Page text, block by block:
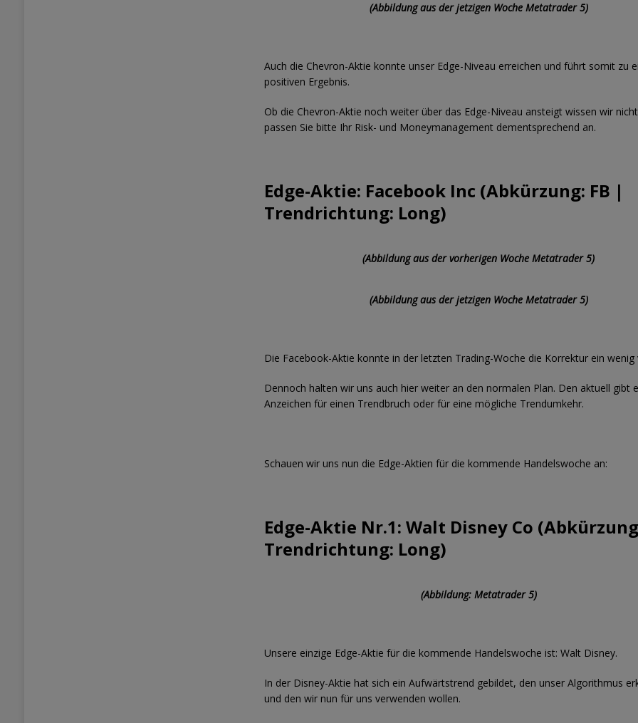
(Abbildung aus der jetzigen Woche Metatrader 5)
Auch die Chevron-Aktie konnte unser Edge-Niveau erreichen und führt somit zu
positiven Ergebnis.
Ob die Chevron-Aktie noch weiter über das Edge-Niveau ansteigt wissen wir
passen Sie bitte Ihr Risk- und Moneymanagement dementsprechend an.
Edge-Aktie: Facebook Inc (Abkürzung: FB |
Trendrichtung: Long)
(Abbildung aus der vorherigen Woche Metatrader 5)
(Abbildung aus der jetzigen Woche Metatrader 5)
Die Facebook-Aktie konnte in der letzten Trading-Woche die Korrektur ein wenig
Dennoch halten wir uns auch hier weiter an den normalen Plan. Den aktuell gibt
Anzeichen für einen Trendbruch oder für eine mögliche Trendumkehr.
Schauen wir uns nun die Edge-Aktien für die kommende Handelswoche an:
Edge-Aktie Nr.1: Walt Disney Co
Trendrichtung: Long)
(Abbildung: Metatrader 5)
Unsere einzige Edge-Aktie für die kommende Handelswoche ist: Walt Disney.
In der Disney-Aktie hat sich ein Aufwärtstrend gebildet, den unser Algorithmus
und den wir nun für uns verwenden wollen.